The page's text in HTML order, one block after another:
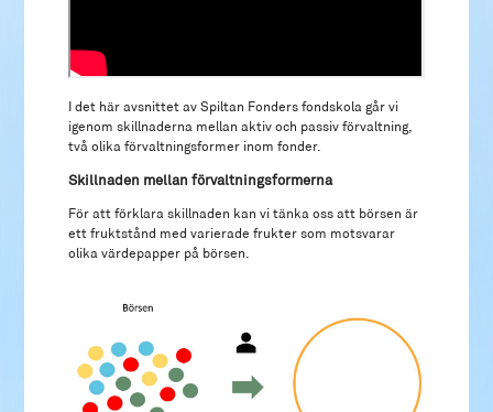
I det här avsnittet av Spiltan Fonders fondskola går vi
igenom skillnaderna mellan aktiv och passiv förvaltning,
två olika förvaltningsformer inom fonder.
Skillnaden mellan förvaltningsformerna
För att förklara skillnaden kan vi tänka oss att börsen är
ett fruktstånd med varierade frukter som motsvarar
olika värdepapper på börsen.